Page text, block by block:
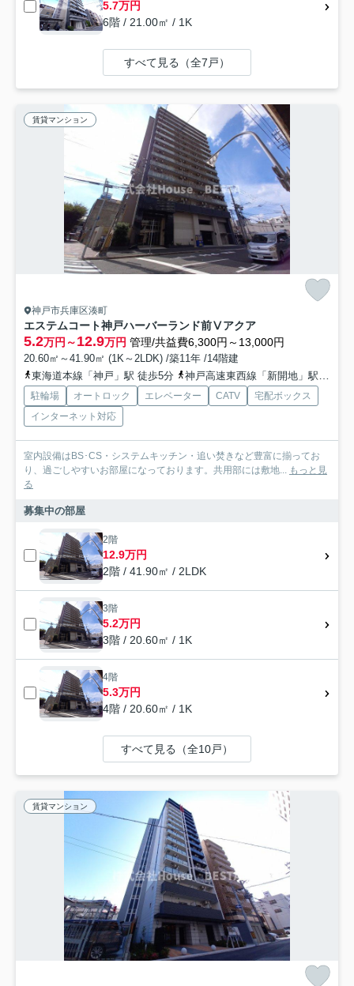
5.7万円
6階 / 21.00㎡ / 1K
すべて見る（全7戸）
賃貸マンション
神戸市兵庫区湊町
エステムコート神戸ハーバーランド前Ⅴアクア
5.2万円～12.9万円 管理/共益費6,300円～13,000円
20.60㎡～41.90㎡ (1K～2LDK) /築11年 /14階建
東海道本線「神戸」駅 徒歩5分
神戸高速東西線「新開地」駅 徒歩7分
駐輪場 オートロック エレベーター CATV
宅配ボックス
インターネット対応
室内設備はBS･CS・システムキッチン・追い焚きなど豊富に揃ってお
り、過ごしやすいお部屋になっております。共用部には敷地... もっと見
る
募集中の部屋
2階
12.9万円
2階 / 41.90㎡ / 2LDK
3階
5.2万円
3階 / 20.60㎡ / 1K
4階
5.3万円
4階 / 20.60㎡ / 1K
すべて見る（全10戸）
賃貸マンション